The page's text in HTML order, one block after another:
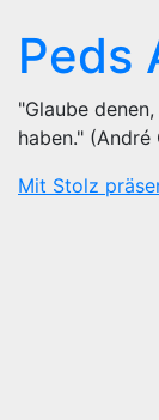
Peds
"Glaube
haben." (André
Mit Stolz